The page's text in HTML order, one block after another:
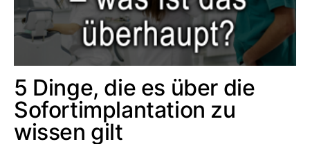
5 Dinge, die es über die
Sofortimplantation zu
wissen gilt